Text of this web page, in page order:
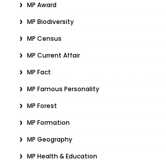
MP Award
MP Biodiversity
MP Census
MP Current Affair
MP Fact
MP Famous Personality
MP Forest
MP Formation
MP Geography
MP Health & Education